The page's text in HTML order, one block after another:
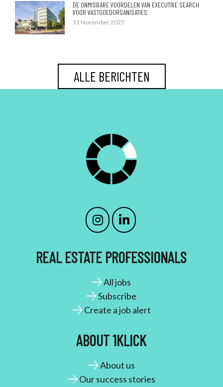
DE ONMISBARE VOORDELEN VAN EXECUTIVE SEARCH
VOOR VASTGOEDORGANISATIES
11 November 2025
ALLE BERICHTEN
REAL ESTATE PROFESSIONALS
All jobs
Subscribe
Create a job alert
ABOUT 1KLICK
About us
Our success stories